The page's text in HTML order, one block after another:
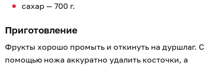
сахар — 700 г.
Приготовление
Фрукты хорошо промыть и откинуть на дуршлаг. С
помощью ножа аккуратно удалить косточки, а